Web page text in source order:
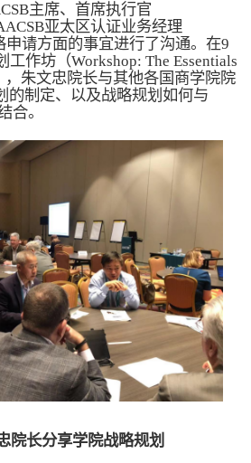
主席、首席执行官
亚太区认证业务经理
申请方面的事宜进行了沟通。在9
工作坊（Workshop: The Essentials
，朱文忠院长与其他各国商学院院
的制定、以及战略规划如何与
合。
院长分享学院战略规划